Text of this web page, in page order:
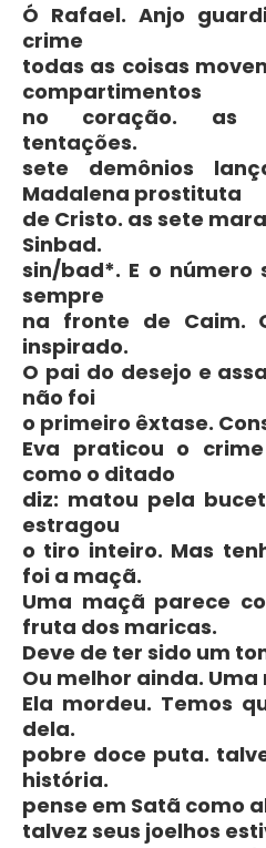
Ó Rafael. Anjo
crime
todas as coisas
compartimentos
no coração. as
tentações.
sete demônios
Madalena prostituta
de Cristo. as sete
Sinbad.
sin/bad*. E o
sempre
na fronte de Caim.
inspirado.
O pai do desejo e
não foi
o primeiro êxtase.
Eva praticou o
como o ditado
diz: matou pela
estragou
o tiro inteiro. Mas
foi a maçã.
Uma maçã parece
fruta dos maricas.
Deve de ter sido um
Ou melhor ainda.
Ela mordeu. Temos
dela.
pobre doce puta.
história.
pense em Satã como
talvez seus joelhos